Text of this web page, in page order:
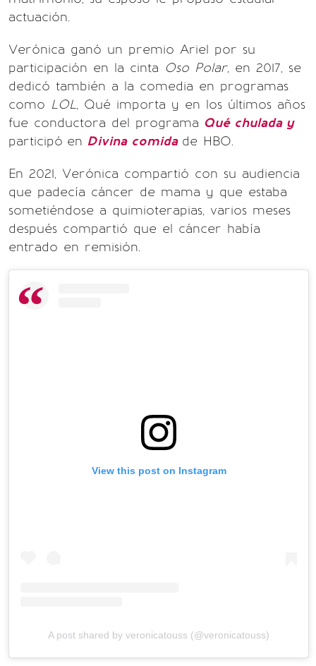
actuación.
Verónica ganó un premio Ariel por su
participación en la cinta Oso Polar, en 2017, se
dedicó también a la comedia en programas
como LOL, Qué importa y en los últimos años
fue conductora del programa Qué chulada y
participó en Divina comida de HBO.
En 2021, Verónica compartió con su audiencia
que padecía cáncer de mama y que estaba
sometiéndose a quimioterapias, varios meses
después compartió que el cáncer había
entrado en remisión.
View this post on Instagram
A post shared by veronicatouss (@veronicatouss)